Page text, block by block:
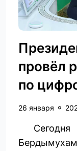
провёл
по
26 января